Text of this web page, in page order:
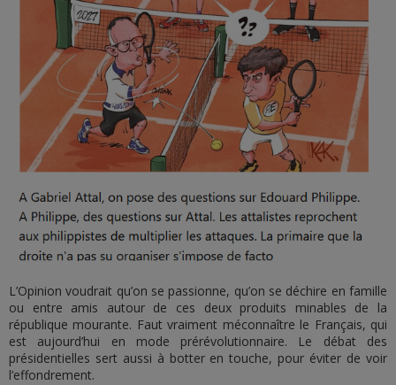
L’Opinion voudrait qu’on se passionne, qu’on se déchire en famille
ou entre amis autour de ces deux produits minables de la
république mourante. Faut vraiment méconnaître le Français, qui
est aujourd’hui en mode prérévolutionnaire. Le débat des
présidentielles sert aussi à botter en touche, pour éviter de voir
l’effondrement.